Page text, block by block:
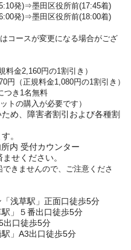
)⇒墨田区役所前(17:45着)
)⇒墨田区役所前(18:00着)
コースが変更になる場合がござ
料金2,160円の1割引き）
正規料金1,080円の1割引き）
き1名無料
の購入が必要です）
、障害者割引および各種割
。
内 受付カウンター
せください。
きませんので、ご注意くださ
駅」正面口徒歩5分
５番出口徒歩5分
徒歩5分
A3出口徒歩5分